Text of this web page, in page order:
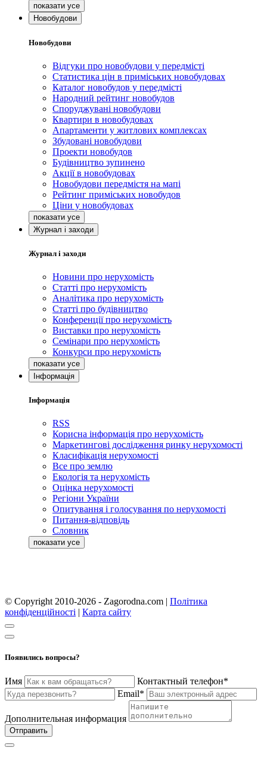
Новобудови
Новобудови
Відгуки про новобудови у передмісті
Статистика цін в приміських новобудовах
Каталог новобудов у передмісті
Народний рейтинг новобудов
Споруджувані новобудови
Квартири в новобудовах
Апартаменти у житлових комплексах
Збудовані новобудови
Проекти новобудов
Будівництво зупинено
Акції в новобудовах
Новобудови передмістя на мапі
Рейтинг приміських новобудов
Ціни у новобудовах
Журнал і заходи
Журнал і заходи
Новини про нерухомість
Статті про нерухомість
Аналітика про нерухомість
Статті про будівництво
Конференції про нерухомість
Виставки про нерухомість
Семінари про нерухомість
Конкурси про нерухомість
Інформація
Інформація
RSS
Корисна інформація про нерухомість
Маркетингові дослідження ринку нерухомості
Класифікація нерухомості
Все про землю
Екологія та нерухомість
Оцінка нерухомості
Регіони України
Опитування і голосування по нерухомості
Питання-відповідь
Словник
© Copyright 2010-2026 - Zagorodna.com | Політика
конфіденційності | Карта сайту
Появились вопросы?
Имя
Контактный телефон*
Email*
Дополнительная информация
Отправить